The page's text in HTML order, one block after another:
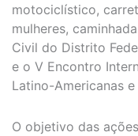
motociclístico,
mulheres,
Civil do Distrito
e o V Encontro
Latino-Americanas
O objetivo das